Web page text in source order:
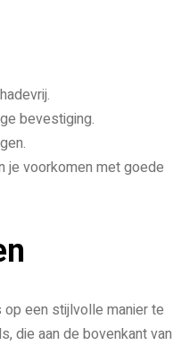
bevestiging.
je voorkomen met goede
een stijlvolle manier te
die aan de bovenkant van